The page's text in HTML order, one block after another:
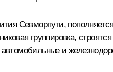
Севморпути,
группировка,
и